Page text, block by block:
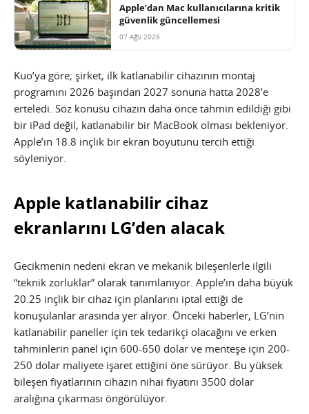
Apple’dan Mac kullanıcılarına kritik
güvenlik güncellemesi
07 Ağu 2026
Kuo’ya göre; şirket, ilk katlanabilir cihazının montaj
programını 2026 başından 2027 sonuna hatta 2028’e
erteledi. Söz konusu cihazın daha önce tahmin edildiği gibi
bir iPad değil, katlanabilir bir MacBook olması bekleniyor.
Apple’ın 18.8 inçlik bir ekran boyutunu tercih ettiği
söyleniyor.
Apple katlanabilir cihaz
ekranlarını LG’den alacak
Gecikmenin nedeni ekran ve mekanik bileşenlerle ilgili
“teknik zorluklar” olarak tanımlanıyor. Apple’ın daha büyük
20.25 inçlik bir cihaz için planlarını iptal ettiği de
konuşulanlar arasında yer alıyor. Önceki haberler, LG’nin
katlanabilir paneller için tek tedarikçi olacağını ve erken
tahminlerin panel için 600-650 dolar ve menteşe için 200-
250 dolar maliyete işaret ettiğini öne sürüyor. Bu yüksek
bileşen fiyatlarının cihazın nihai fiyatını 3500 dolar
aralığına çıkarması öngörülüyor.